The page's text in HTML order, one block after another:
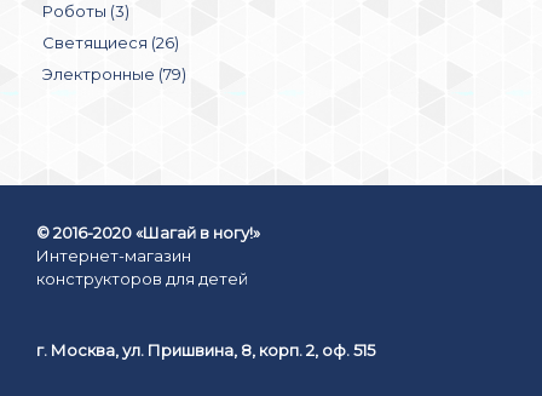
Роботы (3)
Светящиеся (26)
Электронные (79)
© 2016-2020 «Шагай в ногу!»
Интернет-магазин
конструкторов для детей
г. Москва, ул. Пришвина, 8, корп. 2, оф. 515